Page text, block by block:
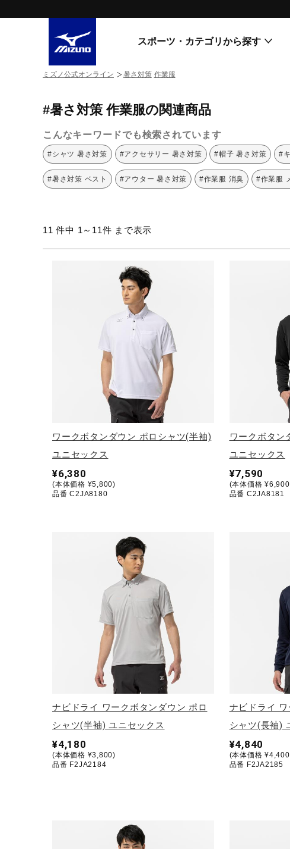
スポーツ・カテゴリから探す
ライフスタイルウエア
ランニング
サッカー／フットサル
トレーニング
テニス／ソフトテニス
ウィンタースポーツ
ワーキング
ウォーキングシューズ
ライフスタイルグッズ
インナー
健康／エクササイズ
ジュニア／キッズ
コラボ／ライセンス
WAVE PROPHECY
MORELIA LS
WAVE RIDER
MXR
ゴアテックス
ス
スニーカー商品をすべて見る
ミズノ公式オンライン 暑さ対策 作業服
#暑さ対策 作業服の関連商品
こんなキーワードでも検索されています
#シャツ 暑さ対策 #アクセサリー 暑さ対策 #帽子 暑さ対策 #
#暑さ対策 ベスト #アウター 暑さ対策 #作業服 消臭 #作業服
11 件中 1～11件 まで表示
ワークボタンダウン ポロシャツ(半袖)
ユニセックス
¥6,380
(本体価格 ¥5,800)
品番 C2JA8180
ワークボタン
ユニセックス
¥7,590
(本体価格
品番 C2JA8181
ナビドライ ワークボタンダウン ポロ
シャツ(半袖) ユニセックス
¥4,180
(本体価格 ¥3,800)
品番 F2JA2184
ナビドライ
シャツ(長袖)
¥4,840
(本体価格
品番 F2JA2185